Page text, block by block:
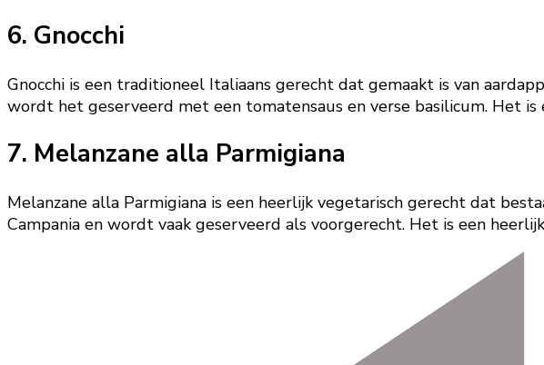
6. Gnocchi
Gnocchi is een traditioneel Italiaans gerecht dat gemaakt is van
wordt het geserveerd met een tomatensaus en verse basilicum. Het
7. Melanzane alla Parmigiana
Melanzane alla Parmigiana is een heerlijk vegetarisch gerecht dat
Campania en wordt vaak geserveerd als voorgerecht. Het is een